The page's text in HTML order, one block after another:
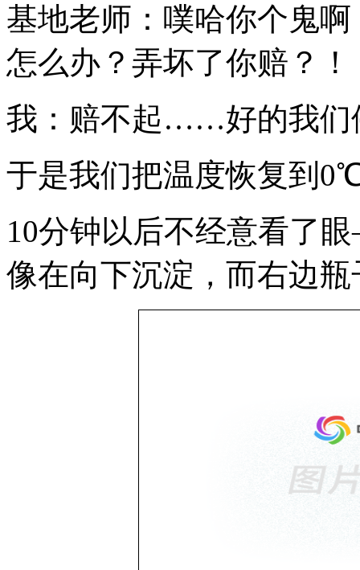
基地老师：噗哈你个鬼
怎么办？弄坏了你赔？！
我：赔不起……好的我们
于是我们把温度恢复到
10分钟以后不经意看了
像在向下沉淀，而右边